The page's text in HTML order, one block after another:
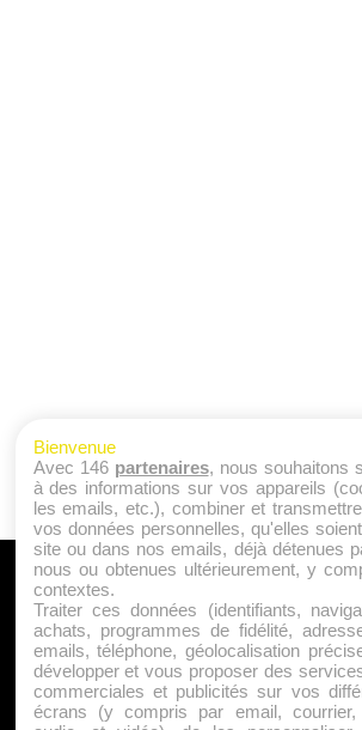
A PROPOS
Qui sommes nous ?
Mentions Légales
Publicité
Politique de Cookies
Bienvenue
Avec 146 partenaires, nous souhaitons
à des informations sur vos appareils
les emails, etc.), combiner et
vos données personnelles, qu'elles
site ou dans nos emails, déjà détenues
nous ou obtenues ultérieurement, y
contextes.
Traiter ces données (identifiants,
achats, programmes de fidélité,
emails, téléphone, géolocalisation
développer et vous proposer des
commerciales et publicités sur vos
écrans (y compris par email, courrier,